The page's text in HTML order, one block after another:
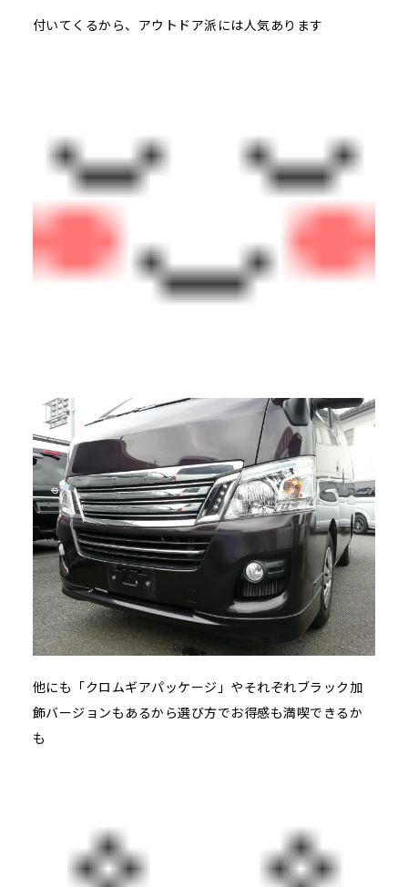
付いてくるから、アウトドア派には人気あります
他にも「クロムギアパッケージ」やそれぞれブラック加
飾バージョンもあるから選び方でお得感も満喫できるか
も